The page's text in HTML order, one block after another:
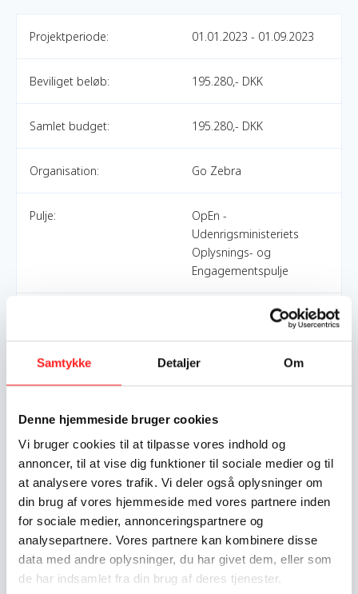
Samtykke Detaljer Om
Denne hjemmeside bruger cookies
Vi bruger cookies til at tilpasse vores indhold og
annoncer, til at vise dig funktioner til sociale medier og til
at analysere vores trafik. Vi deler også oplysninger om
din brug af vores hjemmeside med vores partnere inden
for sociale medier, annonceringspartnere og
analysepartnere. Vores partnere kan kombinere disse
data med andre oplysninger, du har givet dem, eller som
de har indsamlet fra din brug af deres tjenester.
Projektperiode: 01.01.2023 - 01.09.2023
Beviliget beløb: 195.280,- DKK
Samlet budget: 195.280,- DKK
Organisation: Go Zebra
Pulje:
OpEn -
Udenrigsministeriets
Oplysnings- og
Engagementspulje
World goals:
Mål 6: Rent vand og
Indsatser foregår i:
Denmark
Nigeria
Resume
Indsatsen har til formål at engagere børn i 4.-6. klasse og
deres lærere i verdensmål 6 "Rent Vand og Sanitet" gennem
en designthinking proces. Deltagerne bliver introduceret til
problematikker som jævnaldrende børn i Nigeria oplever i